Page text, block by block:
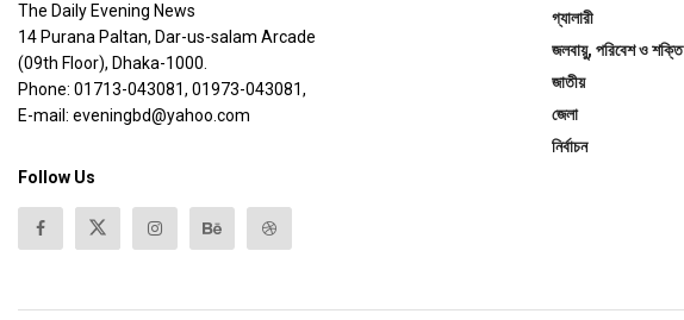
The Daily Evening News
14 Purana Paltan, Dar-us-salam Arcade
(09th Floor), Dhaka-1000.
Phone: 01713-043081, 01973-043081,
E-mail: eveningbd@yahoo.com
Follow Us
গ্যালারী
জলবায়ু, পরিবেশ ও শক্তি
জাতীয়
জেলা
নির্বাচন